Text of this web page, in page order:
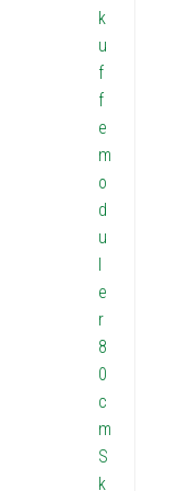
k
u
f
f
e
m
o
d
u
e
r
8
0
c
m
S
k